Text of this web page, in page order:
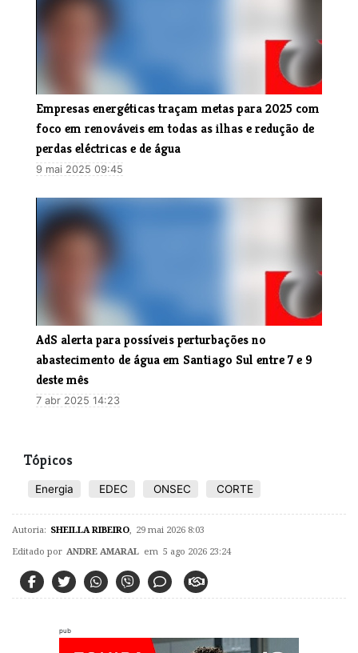
Empresas energéticas traçam metas para 2025 com
foco em renováveis em todas as ilhas e redução de
perdas eléctricas e de água
9 mai 2025 09:45
AdS alerta para possíveis perturbações no
abastecimento de água em Santiago Sul entre 7 e 9
deste mês
7 abr 2025 14:23
Tópicos
Energia EDEC ONSEC CORTE
Autoria: SHEILLA RIBEIRO, 29 mai 2026 8:03
Editado por ANDRE AMARAL em 5 ago 2026 23:24
pub